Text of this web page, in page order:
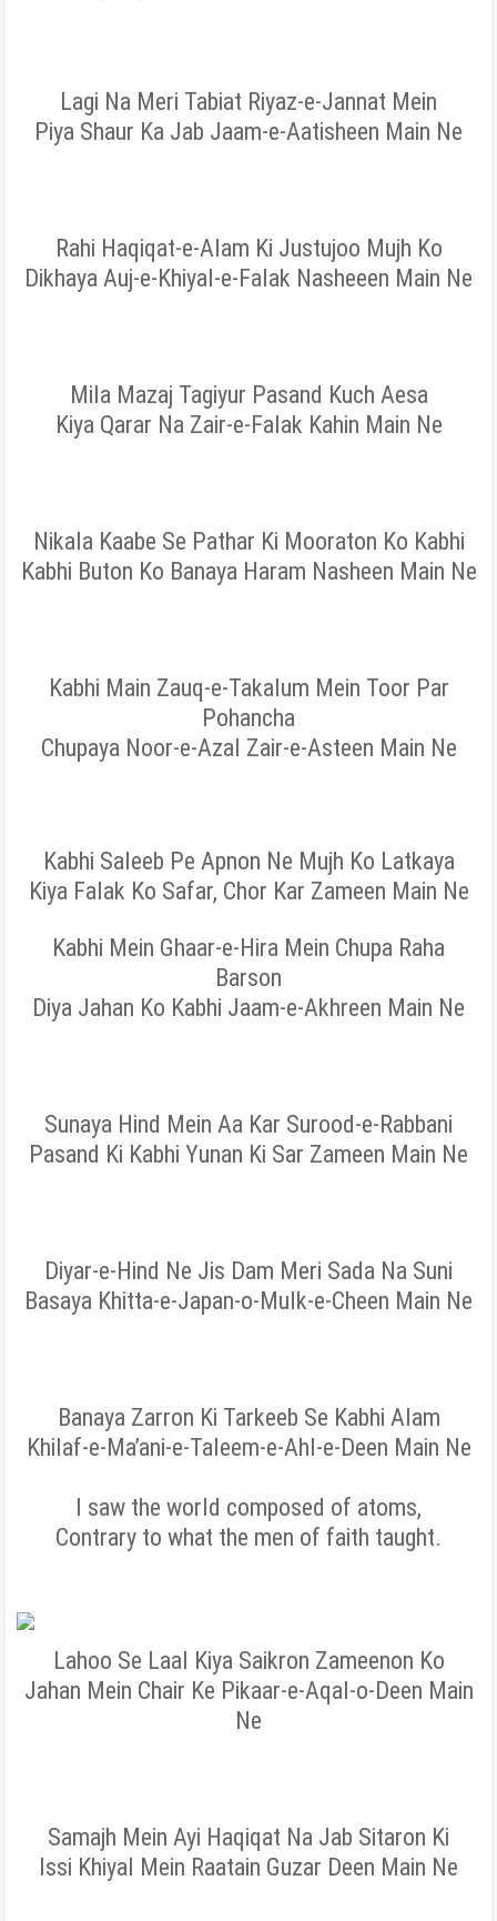
Lagi Na Meri Tabiat Riyaz-e-Jannat Mein
Piya Shaur Ka Jab Jaam-e-Aatisheen Main Ne
Rahi Haqiqat-e-Alam Ki Justujoo Mujh Ko
Dikhaya Auj-e-Khiyal-e-Falak Nasheeen Main Ne
Mila Mazaj Tagiyur Pasand Kuch Aesa
Kiya Qarar Na Zair-e-Falak Kahin Main Ne
Nikala Kaabe Se Pathar Ki Mooraton Ko Kabhi
Kabhi Buton Ko Banaya Haram Nasheen Main Ne
Kabhi Main Zauq-e-Takalum Mein Toor Par
Pohancha
Chupaya Noor-e-Azal Zair-e-Asteen Main Ne
Kabhi Saleeb Pe Apnon Ne Mujh Ko Latkaya
Kiya Falak Ko Safar, Chor Kar Zameen Main Ne
Kabhi Mein Ghaar-e-Hira Mein Chupa Raha
Barson
Diya Jahan Ko Kabhi Jaam-e-Akhreen Main Ne
Sunaya Hind Mein Aa Kar Surood-e-Rabbani
Pasand Ki Kabhi Yunan Ki Sar Zameen Main Ne
Diyar-e-Hind Ne Jis Dam Meri Sada Na Suni
Basaya Khitta-e-Japan-o-Mulk-e-Cheen Main Ne
Banaya Zarron Ki Tarkeeb Se Kabhi Alam
Khilaf-e-Ma’ani-e-Taleem-e-Ahl-e-Deen Main Ne
I saw the world composed of atoms,
Contrary to what the men of faith taught.
Lahoo Se Laal Kiya Saikron Zameenon Ko
Jahan Mein Chair Ke Pikaar-e-Aqal-o-Deen Main
Ne
Samajh Mein Ayi Haqiqat Na Jab Sitaron Ki
Issi Khiyal Mein Raatain Guzar Deen Main Ne